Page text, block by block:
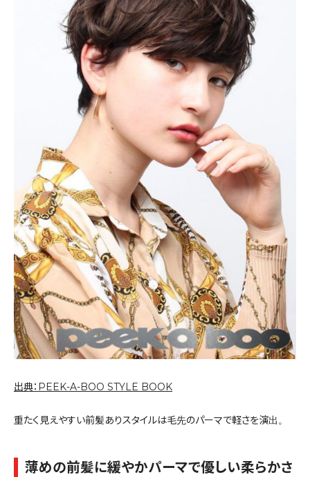
出典：PEEK-A-BOO STYLE BOOK
重たく見えやすい前髪ありスタイルは毛先のパーマで軽さを演出。
薄めの前髪に緩やかパーマで優しい柔らかさ